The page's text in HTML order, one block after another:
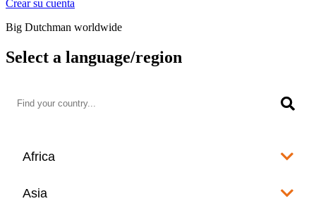
Crear su cuenta
Big Dutchman worldwide
Select a language/region
Africa
Asia